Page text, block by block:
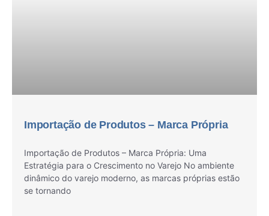
Importação de Produtos – Marca Própria
Importação de Produtos – Marca Própria: Uma
Estratégia para o Crescimento no Varejo No ambiente
dinâmico do varejo moderno, as marcas próprias estão
se tornando